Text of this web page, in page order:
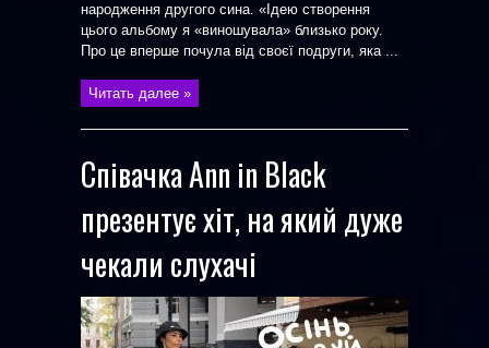
народження другого сина. «Ідею створення
цього альбому я «виношувала» близько року.
Про це вперше почула від своєї подруги, яка ...
Читать далее »
Співачка Ann in Black
презентує хіт, на який дуже
чекали слухачі